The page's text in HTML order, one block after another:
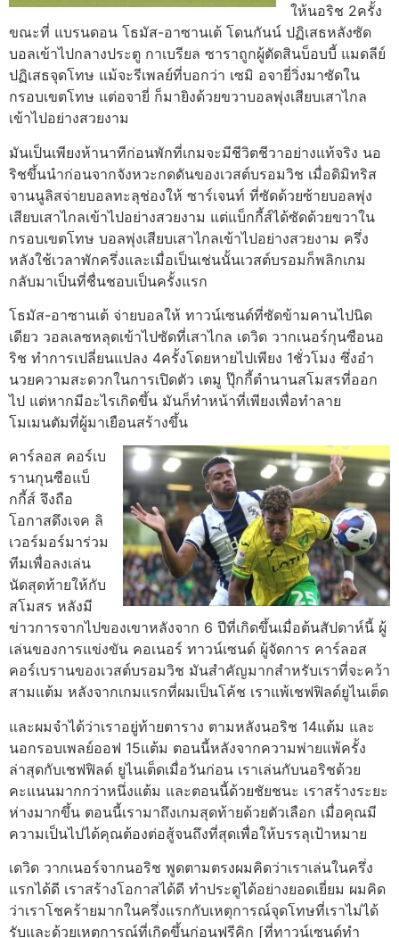
ให้นอริช 2ครั้ง
ขณะที่ แบรนดอน โธมัส-อาซานเต้ โดนกันน์ ปฏิเสธหลังซัด
บอลเข้าไปกลางประตู กาเบรียล ซาราถูกผู้ตัดสินบ็อบบี้ แมดลีย์
ปฏิเสธจุดโทษ แม้จะรีเพลย์ที่บอกว่า เซมิ อจายี่วิ่งมาซัดใน
กรอบเขตโทษ แต่อจายี่ ก็มายิงด้วยขวาบอลพุ่งเสียบเสาไกล
เข้าไปอย่างสวยงาม
มันเป็นเพียงห้านาทีก่อนพักที่เกมจะมีชีวิตชีวาอย่างแท้จริง นอ
ริชขึ้นนําก่อนจากจังหวะกดดันของเวสต์บรอมวิช เมื่อดิมิทริส
จานนูลิสจ่ายบอลทะลุช่องให้ ซาร์เจนท์ ที่ซัดด้วยซ้ายบอลพุ่ง
เสียบเสาไกลเข้าไปอย่างสวยงาม แต่แบ็กกี้ส์ได้ซัดด้วยขวาใน
กรอบเขตโทษ บอลพุ่งเสียบเสาไกลเข้าไปอย่างสวยงาม ครึ่ง
หลังใช้เวลาพักครึ่งและเมื่อเป็นเช่นนั้นเวสต์บรอมก็พลิกเกม
กลับมาเป็นที่ชื่นชอบเป็นครั้งแรก
โธมัส-อาซานเต้ จ่ายบอลให้ ทาวน์เซนด์ที่ซัดข้ามคานไปนิด
เดียว วอลเลซหลุดเข้าไปซัดที่เสาไกล เดวิด วากเนอร์กุนซือนอ
ริช ทําการเปลี่ยนแปลง 4ครั้งโดยหายไปเพียง 1ชั่วโมง ซึ่งอํา
นวยความสะดวกในการเปิดตัว เตมู ปุ๊กกี้ตํานานสโมสรที่ออก
ไป แต่หากมีอะไรเกิดขึ้น มันก็ทําหน้าที่เพียงเพื่อทําลาย
โมเมนตัมที่ผู้มาเยือนสร้างขึ้น
คาร์ลอส คอร์เบ
รานกุนซือแบ็
กกี้ส์ จึงถือ
โอกาสดึงเจค ลิ
เวอร์มอร์มาร่วม
ทีมเพื่อลงเล่น
นัดสุดท้ายให้กับ
สโมสร หลังมี
ข่าวการจากไปของเขาหลังจาก 6 ปีที่เกิดขึ้นเมื่อต้นสัปดาห์นี้ ผู้
เล่นของการแข่งขัน คอเนอร์ ทาวน์เซนด์ ผู้จัดการ คาร์ลอส
คอร์เบรานของเวสต์บรอมวิช มันสําคัญมากสําหรับเราที่จะคว้า
สามแต้ม หลังจากเกมแรกที่ผมเป็นโค้ช เราแพ้เชฟฟิลด์ยูไนเต็ด
และผมจําได้ว่าเราอยู่ท้ายตาราง ตามหลังนอริช 14แต้ม และ
นอกรอบเพลย์ออฟ 15แต้ม ตอนนี้หลังจากความพ่ายแพ้ครั้ง
ล่าสุดกับเชฟฟิลด์ ยูไนเต็ดเมื่อวันก่อน เราเล่นกับนอริชด้วย
คะแนนมากกว่าหนึ่งแต้ม และตอนนี้ด้วยชัยชนะ เราสร้างระยะ
ห่างมากขึ้น ตอนนี้เรามาถึงเกมสุดท้ายด้วยตัวเลือก เมื่อคุณมี
ความเป็นไปได้คุณต้องต่อสู้จนถึงที่สุดเพื่อให้บรรลุเป้าหมาย
เดวิด วากเนอร์จากนอริช พูดตามตรงผมคิดว่าเราเล่นในครึ่ง
แรกได้ดี เราสร้างโอกาสได้ดี ทําประตูได้อย่างยอดเยี่ยม ผมคิด
ว่าเราโชคร้ายมากในครึ่งแรกกับเหตุการณ์จุดโทษที่เราไม่ได้
รับและด้วยเหตุการณ์ที่เกิดขึ้นก่อนฟรีคิก [ที่ทาวน์เซนด์ทํา